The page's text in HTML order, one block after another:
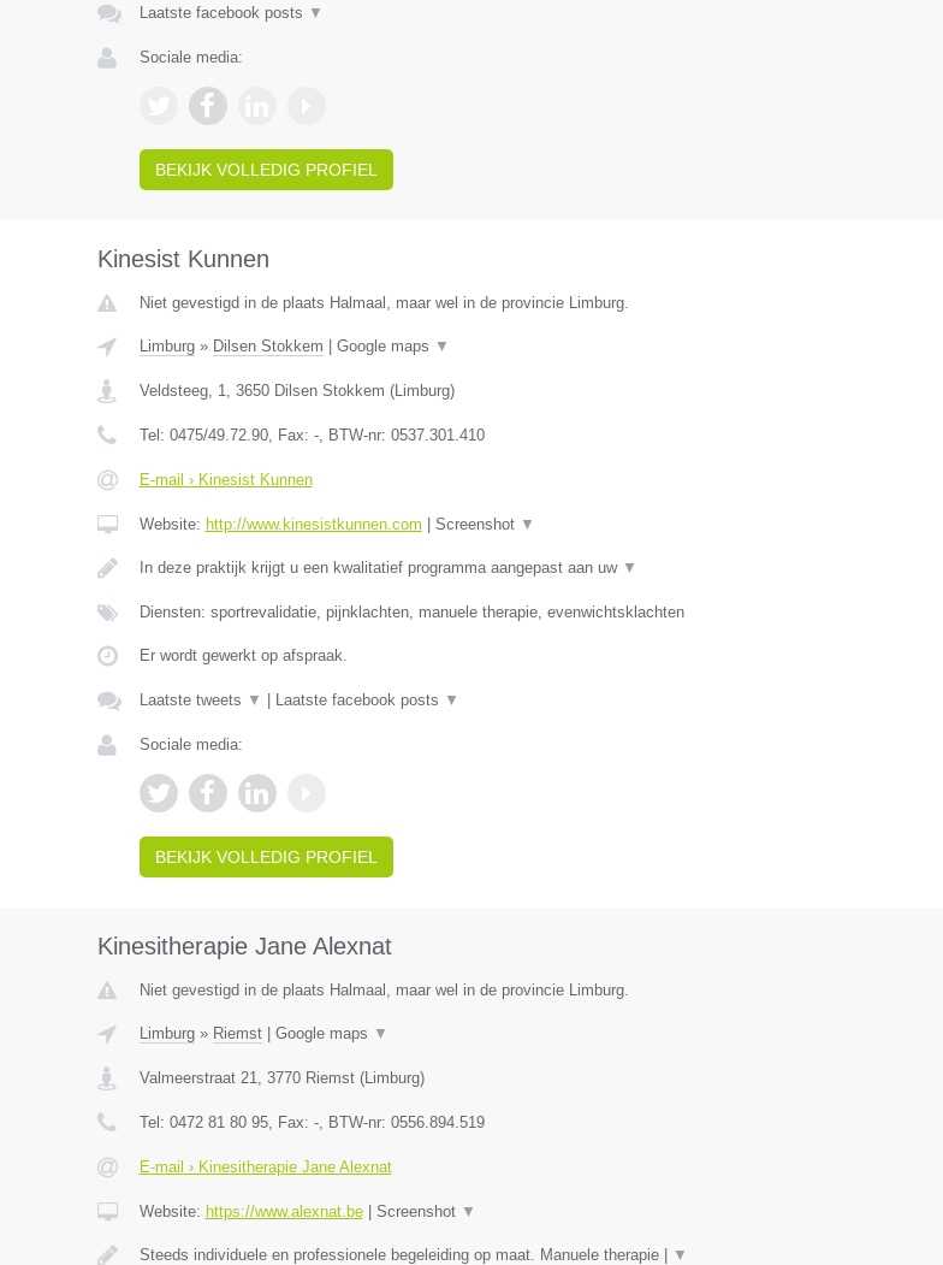
Laatste facebook posts ▼
Sociale media:
BEKIJK VOLLEDIG PROFIEL
Kinesist Kunnen
Niet gevestigd in de plaats Halmaal, maar wel in de provincie Limburg.
Limburg» Dilsen Stokkem Google maps ▼
Veldsteeg, 1, 3650 Dilsen Stokkem (Limburg)
Tel: 0475/49.72.90, Fax: -, BTW-nr: 0537.301.410
E-mail › Kinesist Kunnen
Website: http://www.kinesistkunnen.com Screenshot ▼
In deze praktijk krijgt u een kwalitatief programma aangepast aan uw ▼
Diensten: sportrevalidatie, pijnklachten, manuele therapie, evenwichtsklachten
Er wordt gewerkt op afspraak.
Laatste tweets ▼ Laatste facebook posts ▼
Sociale media:
BEKIJK VOLLEDIG PROFIEL
Kinesitherapie Jane Alexnat
Niet gevestigd in de plaats Halmaal, maar wel in de provincie Limburg.
Limburg» Riemst| Google maps ▼
Valmeerstraat 21, 3770 Riemst(Limburg)
Tel: 0472 81 80 95, Fax: -, BTW-nr: 0556.894.519
E-mail › Kinesitherapie Jane Alexnat
Website: https://www.alexnat.be| Screenshot ▼
Steeds individuele en professionele begeleiding op maat. Manuele therapie | ▼